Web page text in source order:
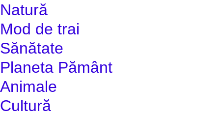
Natură
Mod de trai
Sănătate
Planeta Pământ
Animale
Cultură